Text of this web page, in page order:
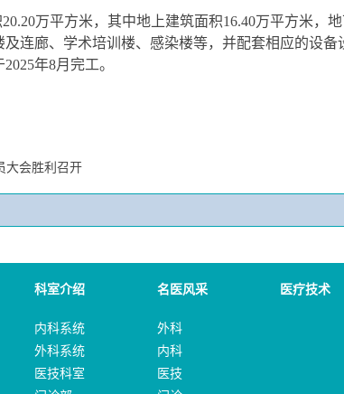
万平方米，其中地上建筑面积16.40万平方米，
连廊、学术培训楼、感染楼等，并配套相应的设备
年8月完工。
大会胜利召开
科室介绍 名医风采 医疗技术
内科系统
外科系统
医技科室
外科
内科
医技